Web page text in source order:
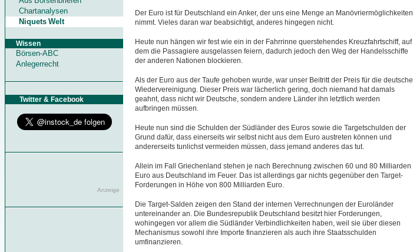
Chartanalysen
Niquets Welt
Wissen
Börsen-ABC
Anlegerrecht
Twitter & Facebook
Anzeige
Der Euro ist für Deutschland ein Anker, der uns eine Menge an Manövriermöglichkeiten
nimmt. Vieles daran war beabsichtigt, anderes hingegen nicht.
Heute nun hängen wir fest wie ein in der Fahrrinne querstehendes Kreuzfahrtschiff, auf
dem die Passagiere ausgelassen feiern, dadurch jedoch den Weg der Handelsschiffe
der anderen Nationen blockieren.
Als der Euro aus der Taufe gehoben wurde, war unser Beitritt der Preis für die deutsche
Wiedervereinigung. Dieser Preis war lächerlich gering, doch niemand hat damals
geahnt, dass nicht wir Deutsche, sondern andere Länder ihn letztlich werden
aufbringen müssen.
Heute nun sind die Schulden der Südländer des Euros sowie die Targetschulden der
Grund dafür, dass einerseits wir selbst nicht aus dem Euro austreten können und
andererseits tunlichst vermeiden müssen, dass jemand anderes das tut.
Allein im Fall Griechenland stehen je nach Berechnung zwischen 60 und 80 Milliarden
Euro aus Deutschland im Feuer. Das ist allerdings gar nichts gegenüber den Target-
Forderungen in Höhe von 800 Milliarden Euro.
Die Target-Salden zeigen den Stand der internen Verrechnungen der Euroländer
untereinander an. Die Bundesrepublik Deutschland besitzt hier Forderungen,
wohingegen vor allem die Südländer Verbindlichkeiten haben, weil sie über diesen
Mechanismus sowohl ihre Importe finanzieren als auch ihre Staatsschulden
umfinanzieren.